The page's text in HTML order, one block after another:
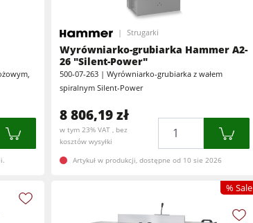
CNC
i szczotkowe
Wiertarki wielowrzecionowe i wiertarko-dłutarki
posuwowe
CNC
Strugarki
Wyrówniarko-grubiarka Hammer A2-
26 "Silent-Power"
500-07-263 | Wyrówniarko-grubiarka z wałem
spiralnym Silent-Power
8 806,19 zł
w tym 23% VAT , bez
kosztów wysyłki
Artykuł w produkcji, dostępne od 10 sie 2026
% Sale